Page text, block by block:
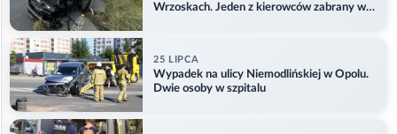
Wrzoskach. Jeden z kierowców zabrany w
25 LIPCA
Wypadek na ulicy Niemodlińskiej w Opolu.
Dwie osoby w szpitalu